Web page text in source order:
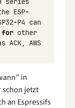
ESP-
-P4 can
for other
ACK,
AWS
in
schon jetzt
an Espressifs